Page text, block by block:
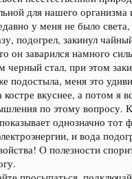
для нашего организма
у меня не было
подогрел, закинул
он заварился намного
черный стал, при этом
подостыла, меня это
вкуснее, а потом я
по этому вопросу.
однозначно тот
и вода
О полезности